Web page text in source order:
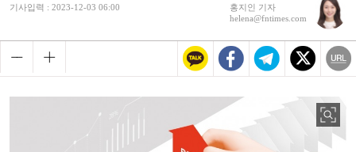
기사입력 : 2023-12-03 06:00
홍지인 기자
helena@fntimes.com